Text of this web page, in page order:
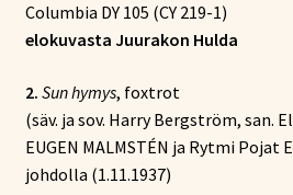
Columbia DY 105 (CY 219-1)
elokuvasta Juurakon Hulda
2. Sun hymys, foxtrot
(säv. ja sov. Harry Bergström, san.
EUGEN MALMSTÉN ja Rytmi Pojat
johdolla (1.11.1937)